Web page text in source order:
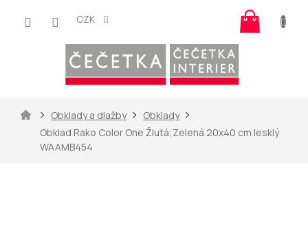
CZK
košík
DomůObklady a dlažby
Obklady
Obklad Rako Color One Žlutá;Zelená 20x40 cm lesklý
WAAMB454